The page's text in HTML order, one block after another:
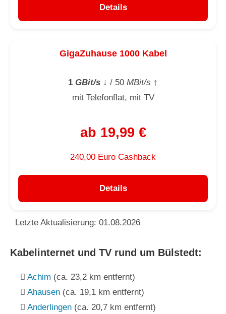
Details
GigaZuhause 1000 Kabel
1 GBit/s ↓ / 50 MBit/s ↑
mit Telefonflat, mit TV
ab 19,99 €
240,00 Euro Cashback
Details
Letzte Aktualisierung: 01.08.2026
Kabelinternet und TV rund um Bülstedt:
Achim (ca. 23,2 km entfernt)
Ahausen (ca. 19,1 km entfernt)
Anderlingen (ca. 20,7 km entfernt)